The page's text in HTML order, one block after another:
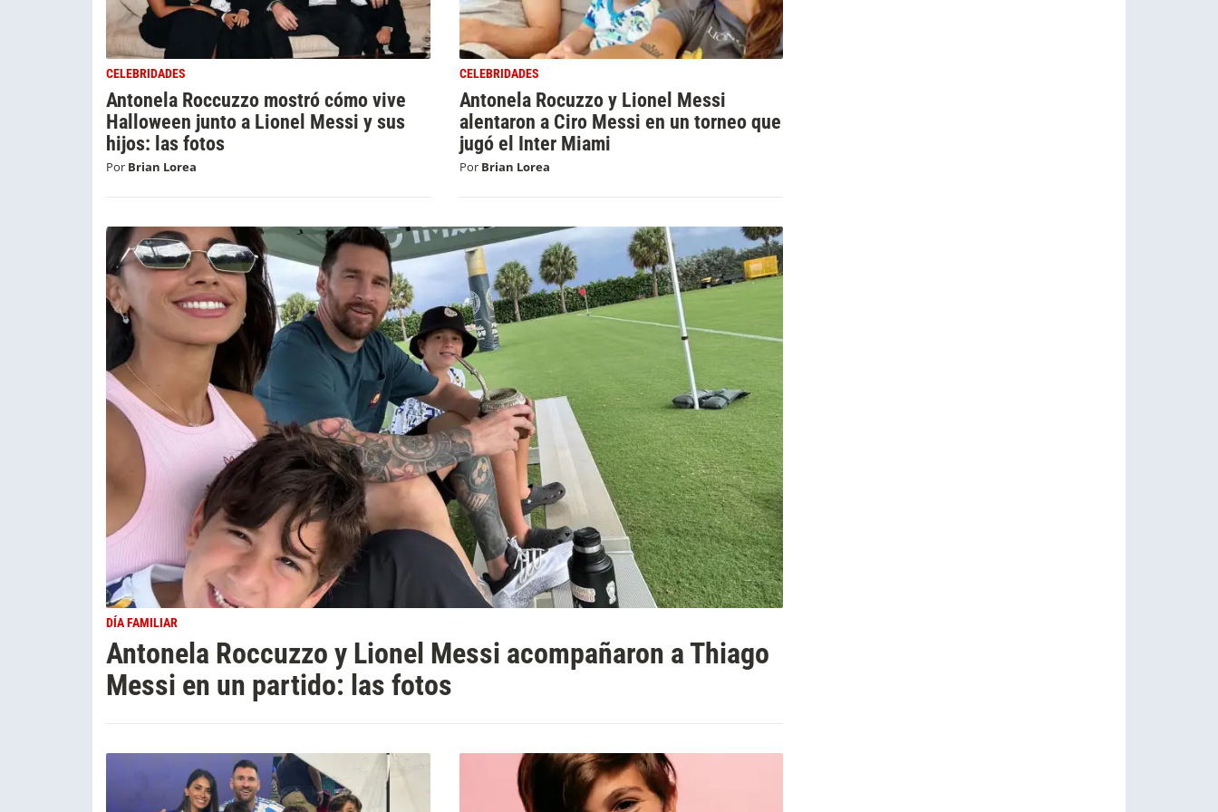
CELEBRIDADES
Antonela Roccuzzo mostró cómo vive
Halloween junto a Lionel Messi y sus
hijos: las fotos
Por Brian Lorea
CELEBRIDADES
Antonela Rocuzzo y Lionel Messi
alentaron a Ciro Messi en un torneo que
jugó el Inter Miami
Por Brian Lorea
DÍA FAMILIAR
Antonela Roccuzzo y Lionel Messi acompañaron a Thiago
Messi en un partido: las fotos